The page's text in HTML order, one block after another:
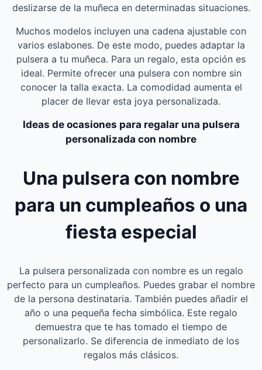
deslizarse de la muñeca en determinadas situaciones.
Muchos modelos incluyen una cadena ajustable con
varios eslabones. De este modo, puedes adaptar la
pulsera a tu muñeca. Para un regalo, esta opción es
ideal. Permite ofrecer una pulsera con nombre sin
conocer la talla exacta. La comodidad aumenta el
placer de llevar esta joya personalizada.
Ideas de ocasiones para regalar una pulsera
personalizada con nombre
Una pulsera con nombre
para un cumpleaños o una
fiesta especial
La pulsera personalizada con nombre es un regalo
perfecto para un cumpleaños. Puedes grabar el nombre
de la persona destinataria. También puedes añadir el
año o una pequeña fecha simbólica. Este regalo
demuestra que te has tomado el tiempo de
personalizarlo. Se diferencia de inmediato de los
regalos más clásicos.